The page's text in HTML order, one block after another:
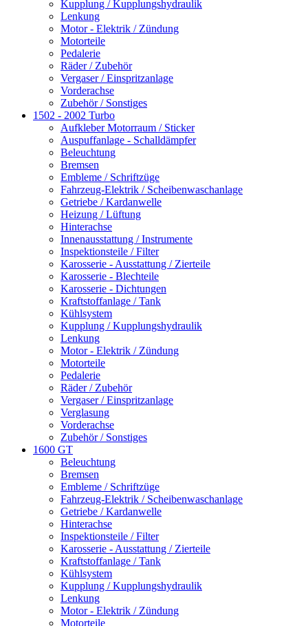
Kupplung / Kupplungshydraulik
Lenkung
Motor - Elektrik / Zündung
Motorteile
Pedalerie
Räder / Zubehör
Vergaser / Einspritzanlage
Vorderachse
Zubehör / Sonstiges
1502 - 2002 Turbo
Aufkleber Motorraum / Sticker
Auspuffanlage - Schalldämpfer
Beleuchtung
Bremsen
Embleme / Schriftzüge
Fahrzeug-Elektrik / Scheibenwaschanlage
Getriebe / Kardanwelle
Heizung / Lüftung
Hinterachse
Innenausstattung / Instrumente
Inspektionsteile / Filter
Karosserie - Ausstattung / Zierteile
Karosserie - Blechteile
Karosserie - Dichtungen
Kraftstoffanlage / Tank
Kühlsystem
Kupplung / Kupplungshydraulik
Lenkung
Motor - Elektrik / Zündung
Motorteile
Pedalerie
Räder / Zubehör
Vergaser / Einspritzanlage
Verglasung
Vorderachse
Zubehör / Sonstiges
1600 GT
Beleuchtung
Bremsen
Embleme / Schriftzüge
Fahrzeug-Elektrik / Scheibenwaschanlage
Getriebe / Kardanwelle
Hinterachse
Inspektionsteile / Filter
Karosserie - Ausstattung / Zierteile
Kraftstoffanlage / Tank
Kühlsystem
Kupplung / Kupplungshydraulik
Lenkung
Motor - Elektrik / Zündung
Motorteile